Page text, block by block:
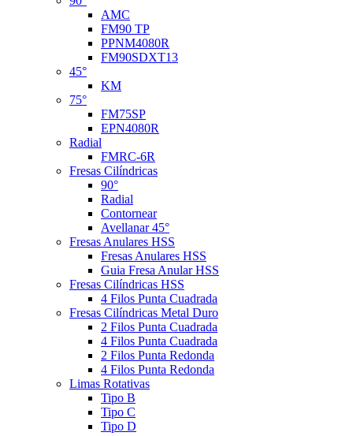
AMC
FM90 TP
PPNM4080R
FM90SDXT13
45°
KM
75°
FM75SP
EPN4080R
Radial
FMRC-6R
Fresas Cilíndricas
90°
Radial
Contornear
Avellanar 45°
Fresas Anulares HSS
Fresas Anulares HSS
Guia Fresa Anular HSS
Fresas Cilíndricas HSS
4 Filos Punta Cuadrada
Fresas Cilíndricas Metal Duro
2 Filos Punta Cuadrada
4 Filos Punta Cuadrada
2 Filos Punta Redonda
4 Filos Punta Redonda
Limas Rotativas
Tipo B
Tipo C
Tipo D